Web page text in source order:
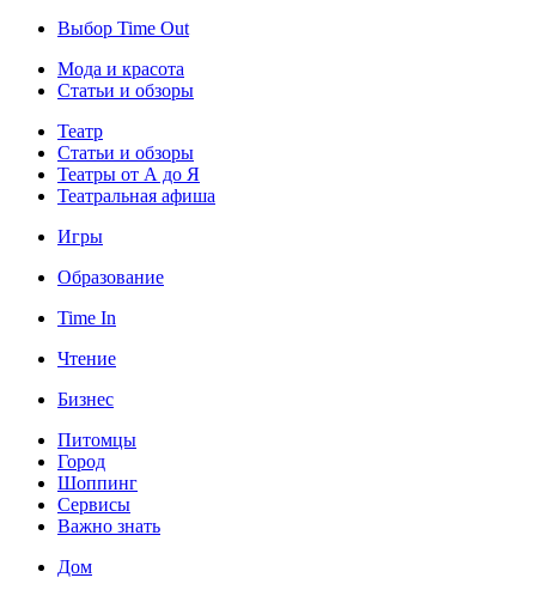
Выбор Time Out
Мода и красота
Статьи и обзоры
Театр
Статьи и обзоры
Театры от А до Я
Театральная афиша
Игры
Образование
Time In
Чтение
Бизнес
Питомцы
Город
Шоппинг
Сервисы
Важно знать
Дом